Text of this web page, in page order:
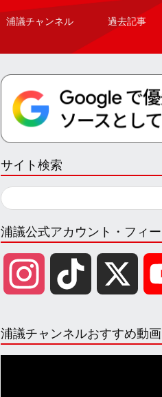
浦議チャンネル 過去記事
サイト検索
浦議公式アカウント・フィ
s k
浦議チャンネルおすすめ動画